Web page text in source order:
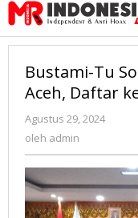
Lewati
ke
konten
Bustami-Tu
Aceh, Daftar
Agustus 29, 2024
oleh admin